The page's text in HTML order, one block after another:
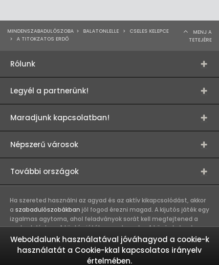
MINDENSZABADULÓSZOBA > BALATONLELLE >
CSELES KELEPCE
> A TITOKZATOS ERDŐ
MENJ A
TETEJÉRE
Rólunk
Legyél a partnerünk!
Maradjunk kapcsolatban!
Népszerű városok
További országok
Ha szereted használni az agyad és az aktív kikapcsolódást, akkor
a szabadulószobákban jól fogod érezni magad. A kijutós játék egy
izgalmas agytorna, ahol feladványok sorát kell megfejtened a
szabaduláshoz. A kijutós játék csapatmunka. A közös kaland
erősíti a játékosok közötti kapcsolatot, így összehozza a
munkahelyi és baráti társaságokat. A szabadulószobák olyan
kalandokat kínálnak, melyekbe nem érdemes egyedül belevágni.
Ez egy igazi csapatmunka és akkor megy a legjobban, ha a
Weboldalunk használatával jóváhagyod a cookie-k
használatát a Cookie-kkal kapcsolatos irányelv
értelmében.